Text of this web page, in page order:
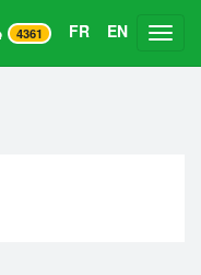
4361 FR EN